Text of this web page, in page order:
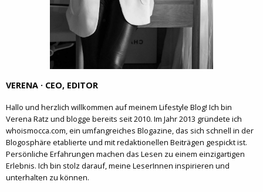
VERENA · CEO, EDITOR
Hallo und herzlich willkommen auf meinem Lifestyle Blog! Ich bin
Verena Ratz und blogge bereits seit 2010. Im Jahr 2013 gründete ich
whoismocca.com, ein umfangreiches Blogazine, das sich schnell in der
Blogosphäre etablierte und mit redaktionellen Beiträgen gespickt ist.
Persönliche Erfahrungen machen das Lesen zu einem einzigartigen
Erlebnis. Ich bin stolz darauf, meine LeserInnen inspirieren und
unterhalten zu können.